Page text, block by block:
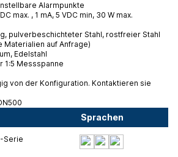
Alarmpunkte
max. , 1 mA, 5 VDC min, 30 W max.
pulverbeschichteter Stahl, rostfreier Stahl
Materialien auf Anfrage)
Edelstahl
1:5 Messspanne
von der Konfiguration. Kontaktieren sie
Sprachen
Serie